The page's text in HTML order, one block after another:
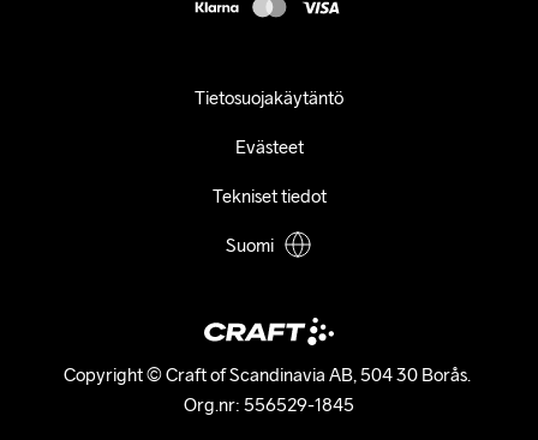
Copyright © Craft of Scandinavia AB, 504 30 Borås.
Org.nr: 556529-1845
Tietosuojakäytäntö
Evästeet
Tekniset tiedot
Suomi